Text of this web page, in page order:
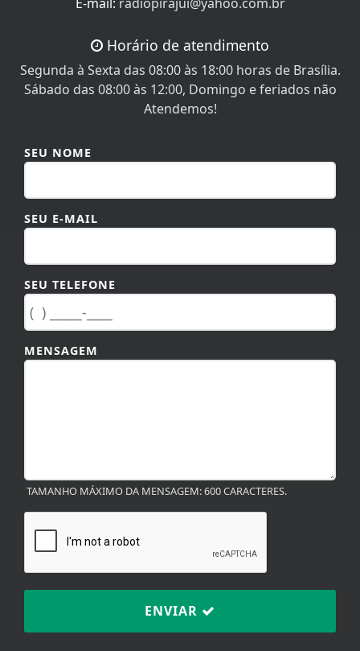
Segunda à Sexta das 08:00 às 18:00 horas de Brasília.
Sábado das 08:00 às 12:00, Domingo e feriados não
Atendemos!
SEU E-MAIL
SEU TELEFONE
MENSAGEM
ENVIAR